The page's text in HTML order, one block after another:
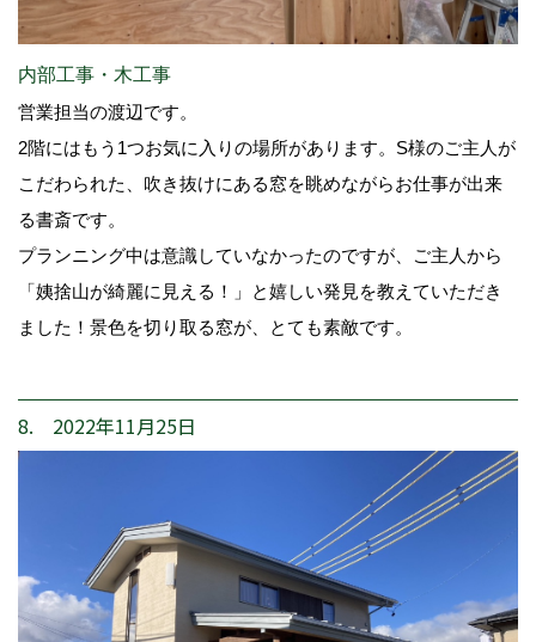
内部工事・木工事
営業担当の渡辺です。
2階にはもう1つお気に入りの場所があります。S様のご主人が
こだわられた、吹き抜けにある窓を眺めながらお仕事が出来
る書斎です。
プランニング中は意識していなかったのですが、ご主人から
「姨捨山が綺麗に見える！」と嬉しい発見を教えていただき
ました！景色を切り取る窓が、とても素敵です。
8. 2022年11月25日